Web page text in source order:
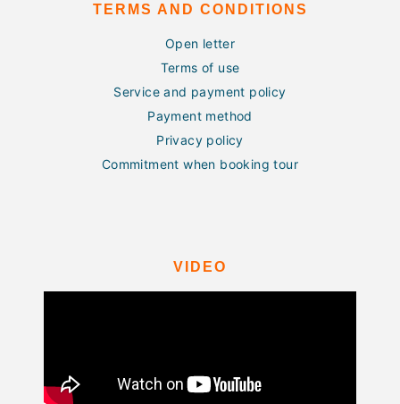
TERMS AND CONDITIONS
Open letter
Terms of use
Service and payment policy
Payment method
Privacy policy
Commitment when booking tour
VIDEO